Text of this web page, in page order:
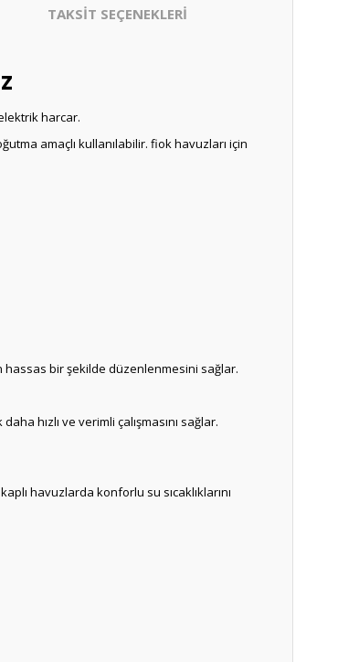
TAKSİT SEÇENEKLERİ
harcar.
amaçlı kullanılabilir. fiok havuzları için
hassas bir şekilde düzenlenmesini sağlar.
daha hızlı ve verimli çalışmasını sağlar.
havuzlarda konforlu su sıcaklıklarını